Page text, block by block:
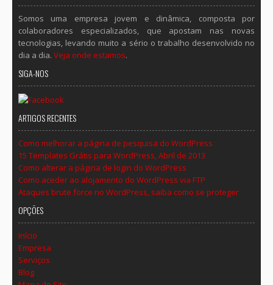
Somos uma empresa jovem e dinâmica, composta por
colaboradores especializados, que apostam nas novas
tecnologias, levando muito a sério o trabalho desenvolvido no
dia a dia. Veja onde estamos.
SIGA-NOS
ARTIGOS RECENTES
Como melhorar a página de pesquisa do WordPress
15 Templates Grátis para WordPress, Abril de 2013
Como alterar a página de login do WordPress
Como aceder ao alojamento do WordPress via FTP
Ataques brute force no WordPress, saiba como se proteger
OPÇÕES
Início
Empresa
Serviços
Blog